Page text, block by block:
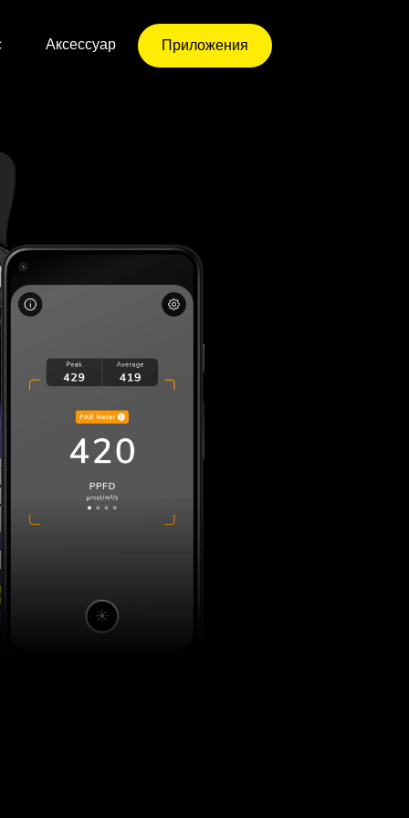
Аксессуар Приложения